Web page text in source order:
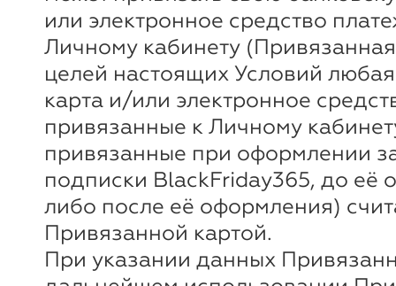
или электронное средство
Личному кабинету
целей настоящих Условий
карта и/или электронное
привязанные к Личному
привязанные при оформлении
подписки BlackFriday365, до её
либо после её оформления)
Привязанной картой.
При указании данных